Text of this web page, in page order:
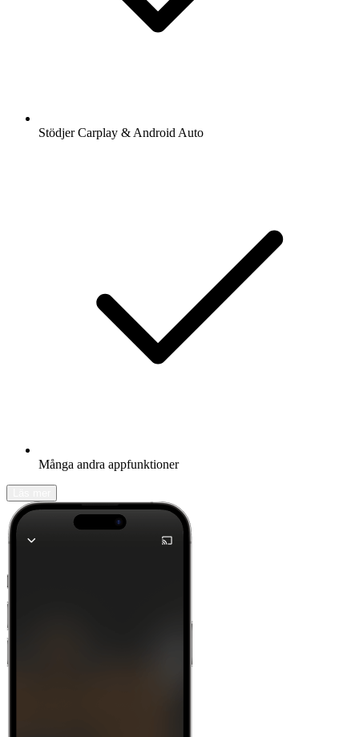
Stödjer Carplay & Android Auto
Många andra appfunktioner